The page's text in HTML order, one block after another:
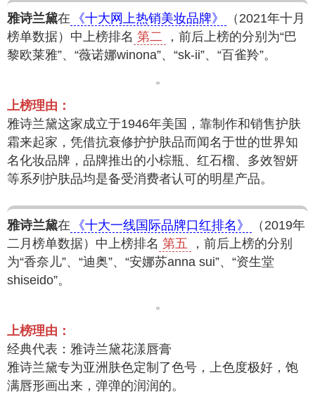
雅诗兰黛在 《十大网上热销美妆品牌》
（2021年十月
榜单数据）中上榜排名 第二
，前后上榜的分别为“巴
黎欧莱雅”、“薇诺娜winona”、“sk-ii”、“百雀羚”。
上榜理由：
雅诗兰黛这家成立于1946年美国，靠制作和销售护肤
霜来起家，凭借抗衰修护护肤品而闻名于世的世界知
名化妆品牌，品牌推出的小棕瓶、红石榴、多效智妍
等系列护肤品均是备受消费者认可的明星产品。
雅诗兰黛在 《十大一线国际品牌口红排名》
（2019年
二月榜单数据）中上榜排名 第五
，前后上榜的分别
为“香奈儿”、“迪奥”、“安娜苏anna sui”、“资生堂
shiseido”。
上榜理由：
经典代表：雅诗兰黛花漾唇膏
雅诗兰黛专为亚洲肤色定制了色号，上色度极好，饱
满唇形画出来，弹弹的润润的。